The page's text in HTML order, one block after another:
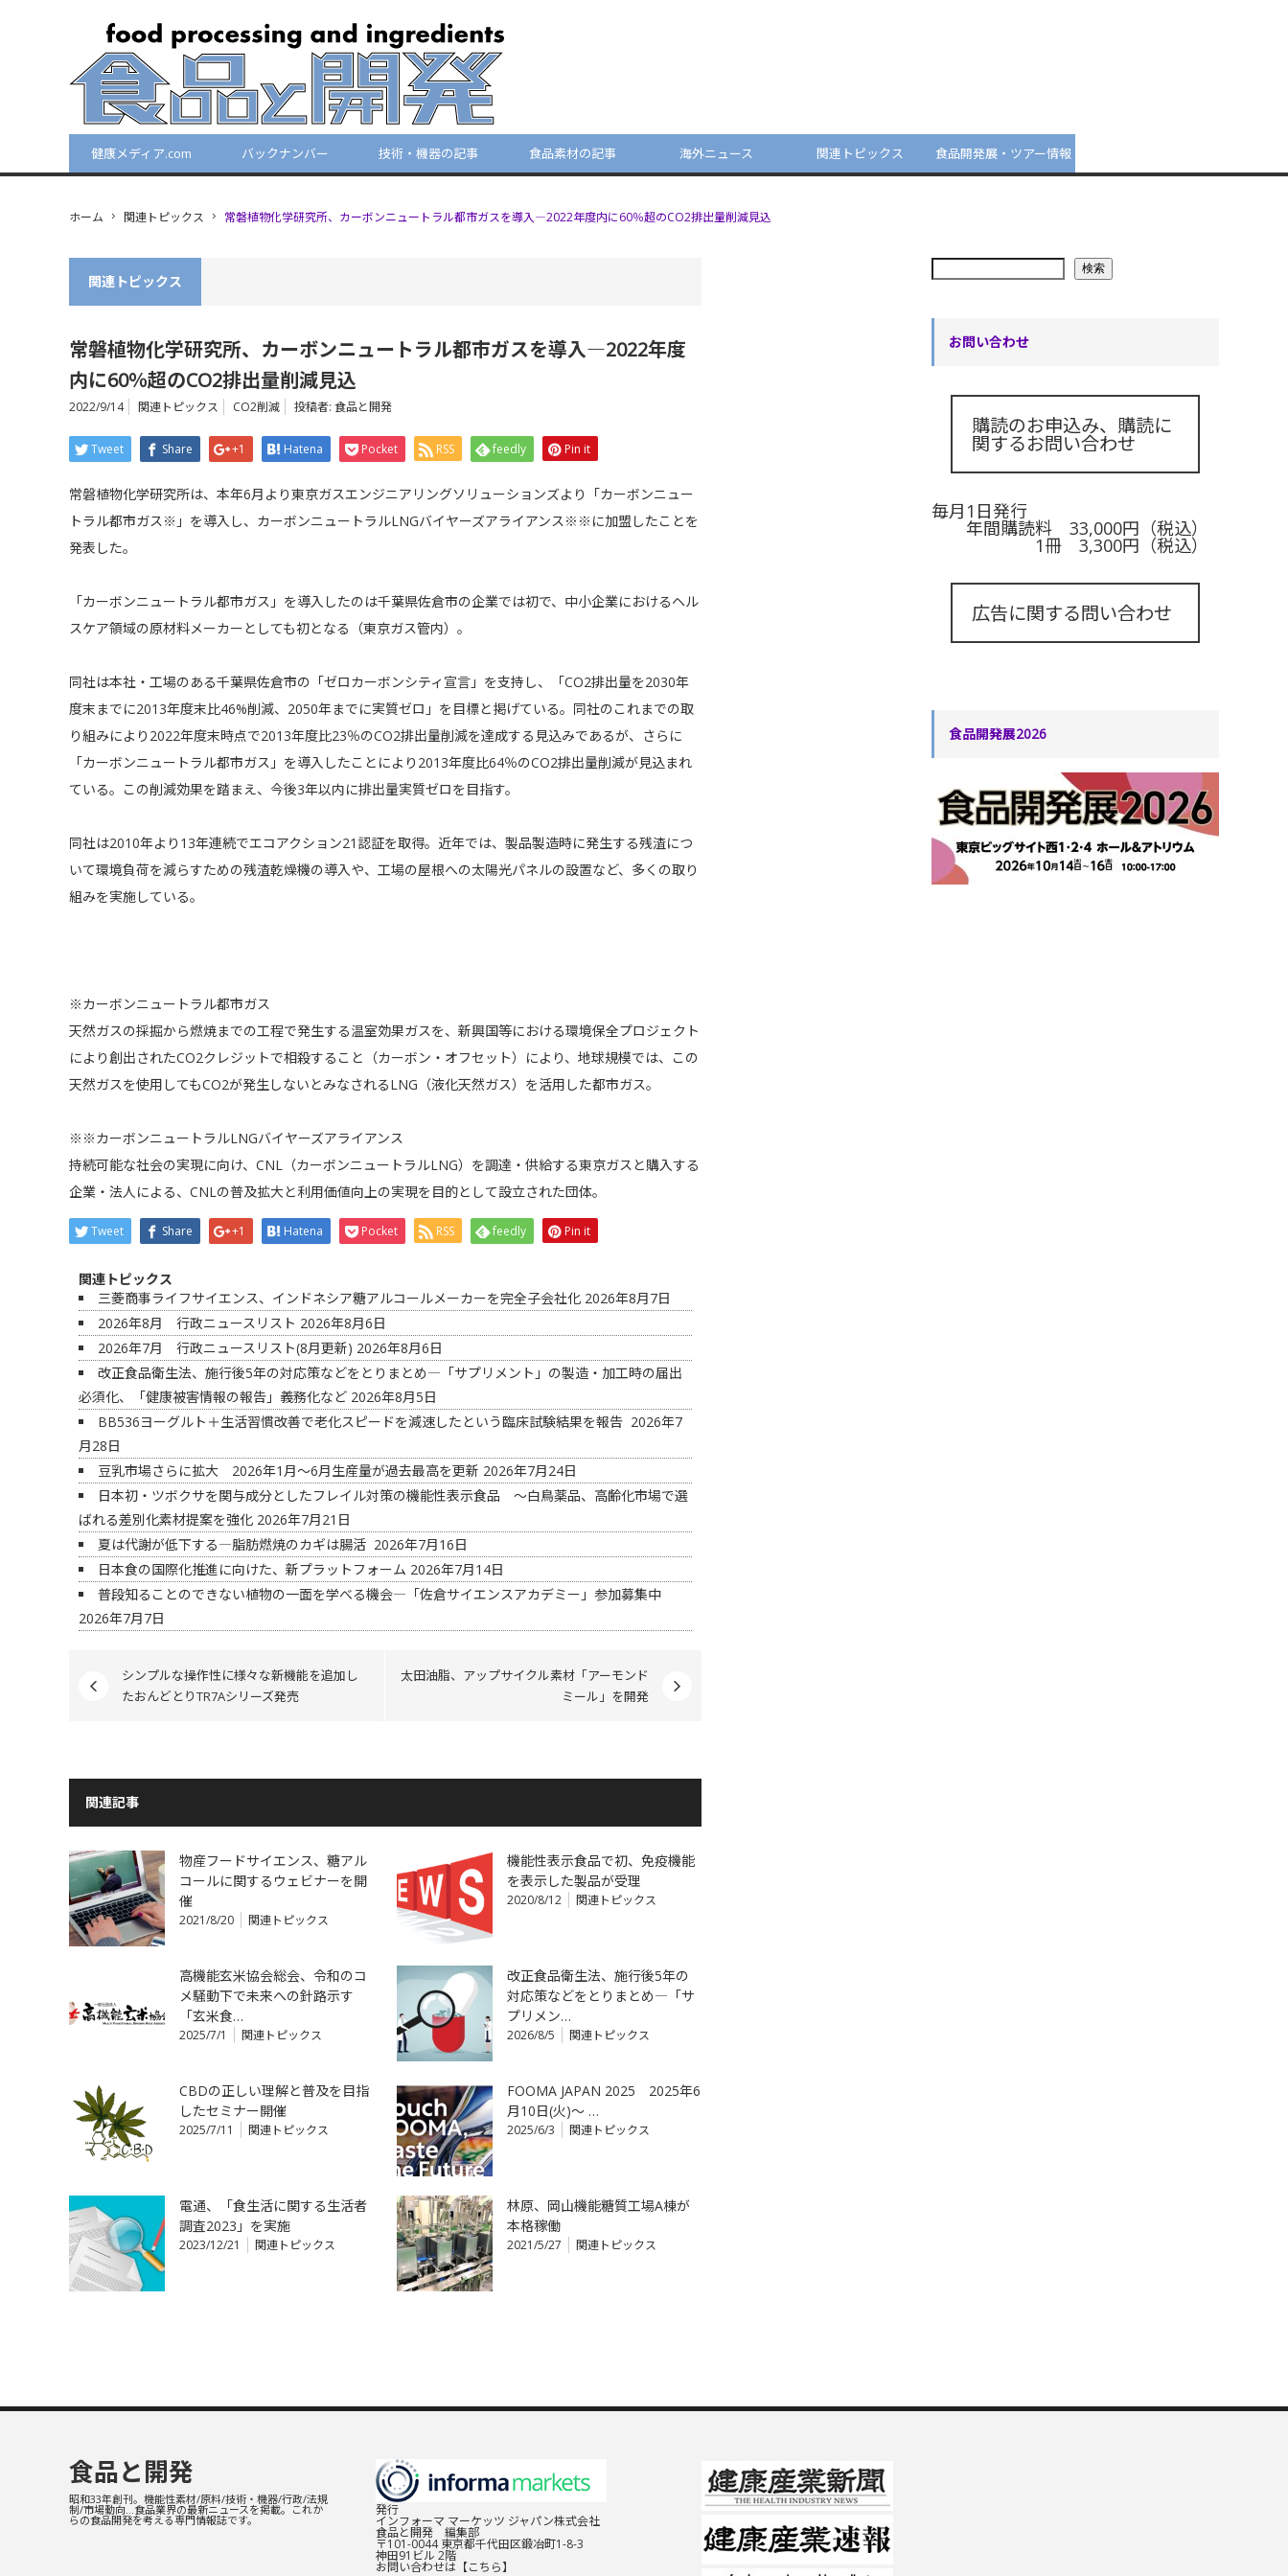
健康メディア.com バックナンバー 技術・機器の記事 食品素材の記事 海外ニュース 関連トピックス 食品開発展・ツアー情報
ホーム 関連トピックス 常磐植物化学研究所、カーボンニュートラル都市ガスを導入―2022年度内に60％超のCO2排出量削減見込
関連トピックス
常磐植物化学研究所、カーボンニュートラル都市ガスを導入―2022年度
内に60％超のCO2排出量削減見込
2022/9/14 関連トピックス CO2削減 投稿者: 食品と開発
Tweet Share +1 Hatena Pocket RSS feedly Pin it
常磐植物化学研究所は、本年6月より東京ガスエンジニアリングソリューションズより「カーボンニュー
トラル都市ガス※」を導入し、カーボンニュートラルLNGバイヤーズアライアンス※※に加盟したことを
発表した。
「カーボンニュートラル都市ガス」を導入したのは千葉県佐倉市の企業では初で、中小企業におけるヘル
スケア領域の原材料メーカーとしても初となる（東京ガス管内）。
同社は本社・工場のある千葉県佐倉市の「ゼロカーボンシティ宣言」を支持し、「CO2排出量を2030年
度末までに2013年度末比46%削減、2050年までに実質ゼロ」を目標と掲げている。同社のこれまでの取
り組みにより2022年度末時点で2013年度比23％のCO2排出量削減を達成する見込みであるが、さらに
「カーボンニュートラル都市ガス」を導入したことにより2013年度比64％のCO2排出量削減が見込まれ
ている。この削減効果を踏まえ、今後3年以内に排出量実質ゼロを目指す。
同社は2010年より13年連続でエコアクション21認証を取得。近年では、製品製造時に発生する残渣につ
いて環境負荷を減らすための残渣乾燥機の導入や、工場の屋根への太陽光パネルの設置など、多くの取り
組みを実施している。
※カーボンニュートラル都市ガス
天然ガスの採掘から燃焼までの工程で発生する温室効果ガスを、新興国等における環境保全プロジェクト
により創出されたCO2クレジットで相殺すること（カーボン・オフセット）により、地球規模では、この
天然ガスを使用してもCO2が発生しないとみなされるLNG（液化天然ガス）を活用した都市ガス。
※※カーボンニュートラルLNGバイヤーズアライアンス
持続可能な社会の実現に向け、CNL（カーボンニュートラルLNG）を調達・供給する東京ガスと購入する
企業・法人による、CNLの普及拡大と利用価値向上の実現を目的として設立された団体。
Tweet Share +1 Hatena Pocket RSS feedly Pin it
関連トピックス
三菱商事ライフサイエンス、インドネシア糖アルコールメーカーを完全子会社化 2026年8月7日
2026年8月 行政ニュースリスト 2026年8月6日
2026年7月 行政ニュースリスト(8月更新) 2026年8月6日
改正食品衛生法、施行後5年の対応策などをとりまとめ―「サプリメント」の製造・加工時の届出
必須化、「健康被害情報の報告」義務化など 2026年8月5日
BB536ヨーグルト＋生活習慣改善で老化スピードを減速したという臨床試験結果を報告 2026年7
月28日
豆乳市場さらに拡大 2026年1月～6月生産量が過去最高を更新 2026年7月24日
日本初・ツボクサを関与成分としたフレイル対策の機能性表示食品 ～白鳥薬品、高齢化市場で選
ばれる差別化素材提案を強化 2026年7月21日
夏は代謝が低下する―脂肪燃焼のカギは腸活 2026年7月16日
日本食の国際化推進に向けた、新プラットフォーム 2026年7月14日
普段知ることのできない植物の一面を学べる機会―「佐倉サイエンスアカデミー」参加募集中
2026年7月7日
シンプルな操作性に様々な新機能を追加し
たおんどとりTR7Aシリーズ発売
太田油脂、アップサイクル素材「アーモンド
ミール」を開発
関連記事
物産フードサイエンス、糖アル
コールに関するウェビナーを開
催
2021/8/20 関連トピックス
機能性表示食品で初、免疫機能
を表示した製品が受理
2020/8/12 関連トピックス
高機能玄米協会総会、令和のコ
メ騒動下で未来への針路示す
「玄米食…
2025/7/1 関連トピックス
改正食品衛生法、施行後5年の
対応策などをとりまとめ―「サ
プリメン…
2026/8/5 関連トピックス
CBDの正しい理解と普及を目指
したセミナー開催
2025/7/11 関連トピックス
FOOMA JAPAN 2025 2025年6
月10日(火)～ …
2025/6/3 関連トピックス
電通、「食生活に関する生活者
調査2023」を実施
2023/12/21 関連トピックス
林原、岡山機能糖質工場A棟が
本格稼働
2021/5/27 関連トピックス
検索
お問い合わせ
購読のお申込み、購読に
関するお問い合わせ
毎月1日発行
年間購読料 33,000円（税込）
1冊 3,300円（税込）
広告に関する問い合わせ
食品開発展2026
発行
インフォーマ マーケッツ ジャパン株式会社
食品と開発 編集部
〒101-0044 東京都千代田区鍛冶町1-8-3
神田91ビル 2階
お問い合わせは 【こちら】
食品と開発
昭和33年創刊。機能性素材/原料/技術・機器/行政/法規
制/市場動向…食品業界の最新ニュースを掲載。これか
らの食品開発を考える専門情報誌です。